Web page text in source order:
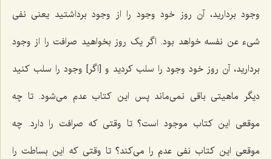
وجود بردارید، آن روز خود وجود را از وجود برداشتید یعنى نفى
شیءعن نفسهخواهد بود. اگر یک روز بخواهید صرافت را از وجود
بردارید، آن روز خود وجود را سلب کردید و [اگر] وجود را سلب کنید
دیگر ماهیتى باقى نمى‌ماند پس این کتاب عدم مى‌شود. تا چه
موقعی این کتاب موجود است؟ تا وقتى که صرافت را دارد. چه
موقعی این کتاب نفى عدم را مى‌کند؟ تا وقتى که این بساطت را